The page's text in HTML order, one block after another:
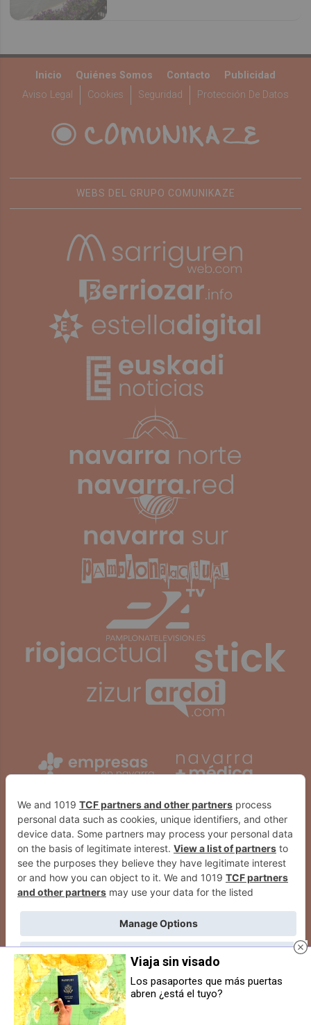
Inicio Quiénes Somos Contacto
Publicidad
Aviso Legal
Cookies Seguridad Protección De Datos
WEBS DEL GRUPO COMUNIKAZE
Viaja sin visado
Los pasaportes que más puertas
abren ¿está el tuyo?